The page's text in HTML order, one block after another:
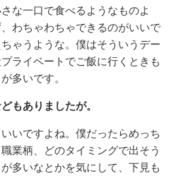
な一口で食べるようなものよ
わちゃわちゃできるのがいいで
ゃうような。僕はそういうデー
ライベートでご飯に行くときも
多いです。
もありましたが。
いですよね。僕だったらめっち
業柄、どのタイミングで出そう
多いなとかを気にして、下見も